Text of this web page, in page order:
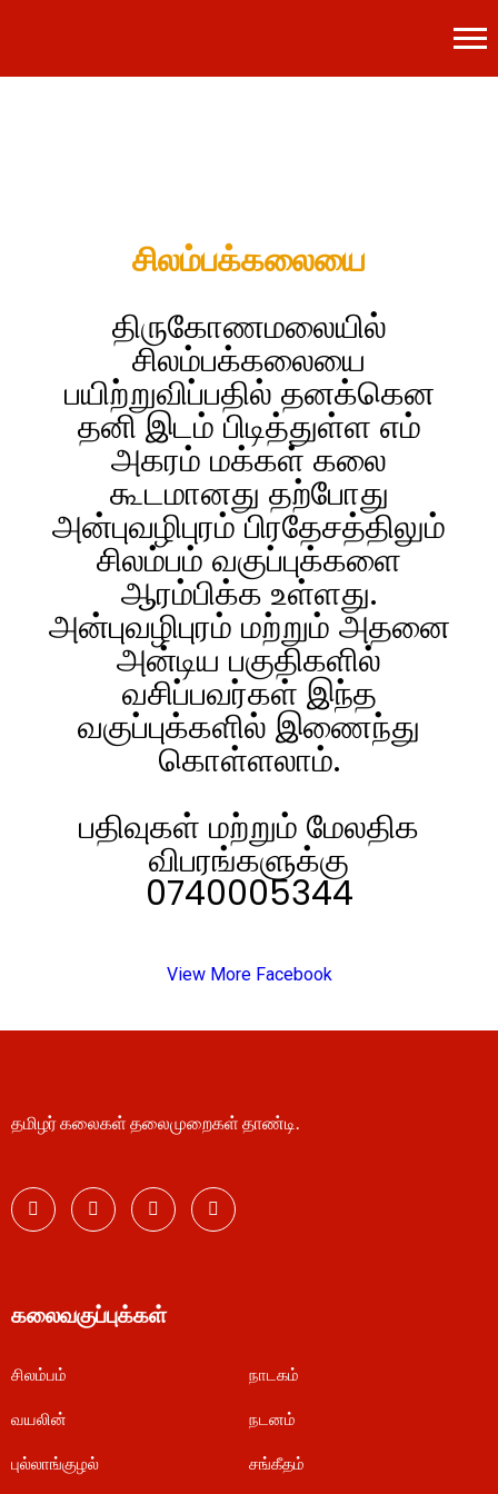
சிலம்பக்கலையை
திருகோணமலையில்
சிலம்பக்கலையை
பயிற்றுவிப்பதில் தனக்கென
தனி இடம் பிடித்துள்ள எம்
அகரம் மக்கள் கலை
கூடமானது தற்போது
அன்புவழிபுரம் பிரதேசத்திலும்
சிலம்பம் வகுப்புக்களை
ஆரம்பிக்க உள்ளது.
அன்புவழிபுரம் மற்றும் அதனை
அன்டிய பகுதிகளில்
வசிப்பவர்கள் இந்த
வகுப்புக்களில் இணைந்து
கொள்ளலாம்.
பதிவுகள் மற்றும் மேலதிக
விபரங்களுக்கு
0740005344
View More Facebook
தமிழர் கலைகள் தலைமுறைகள் தாண்டி.
கலைவகுப்புக்கள்
சிலம்பம்
வயலின்
புல்லாங்குழல்
நாடகம்
நடனம்
சங்கீதம்